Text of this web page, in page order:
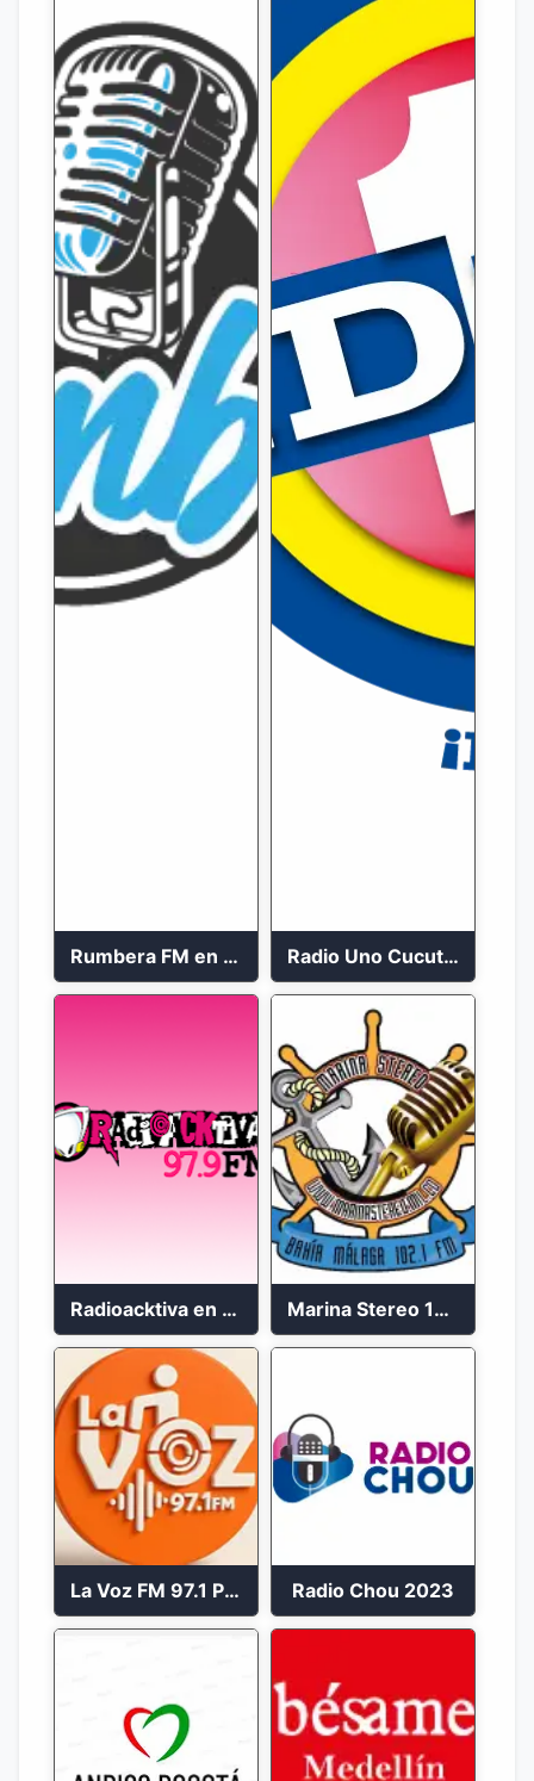
Rumbera FM en vivo 24/7 Radio Uno Cucuta 91.7 FM
Radioacktiva en vivo 97.9 FM Marina Stereo 102.1 FM
La Voz FM 97.1 Popayán en Vivo Radio Chou 2023